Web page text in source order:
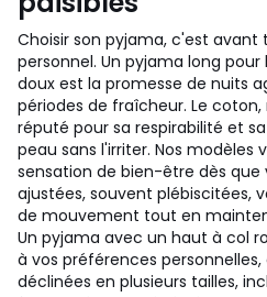
Choisir son pyjama, c'est
personnel. Un pyjama long
doux est la promesse de nuits
périodes de fraîcheur. Le
réputé pour sa respirabilité et
peau sans l'irriter. Nos modèles
sensation de bien-être dès que
ajustées, souvent plébiscitées,
de mouvement tout en
Un pyjama avec un haut à col
à vos préférences
déclinées en plusieurs tailles,